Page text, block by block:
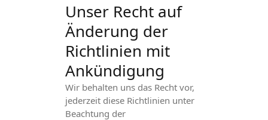
Unser Recht auf
Änderung der
Richtlinien mit
Ankündigung
Wir behalten uns das Recht vor,
jederzeit diese Richtlinien unter
Beachtung der